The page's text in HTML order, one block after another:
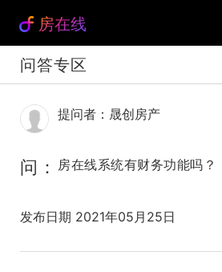
房在线
问答专区
提问者：晟创房产
问： 房在线系统有财务功能吗？
发布日期 2021年05月25日